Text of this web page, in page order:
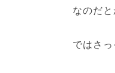
なのだと
ではさ